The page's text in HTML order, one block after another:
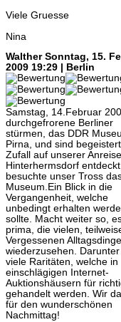
Viele Gruesse
Nina
Walther Sonntag, 15.
2009 19:29 | Berlin
Samstag, 14.Februar
durchgefrorene Berliner
stürmen, das DDR
Pirna, und sind
Zufall auf unserer
Hinterhermsdorf
besuchte unser Tross
Museum.Ein Blick in die
Vergangenheit, welche
unbedingt erhalten
sollte. Macht weiter so,
prima, die vielen,
Vergessenen Alltagsdinge
wiederzusehen.
viele Raritäten, welche in
einschlägigen Internet-
Auktionshäusern für
gehandelt werden. Wir
für den wunderschönen
Nachmittag!